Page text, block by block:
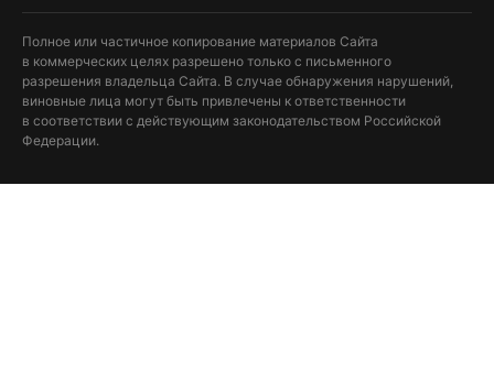
Полное или частичное копирование материалов Сайта
в коммерческих целях разрешено только с письменного
разрешения владельца Сайта. В случае обнаружения нарушений,
виновные лица могут быть привлечены к ответственности
в соответствии с действующим законодательством Российской
Федерации.